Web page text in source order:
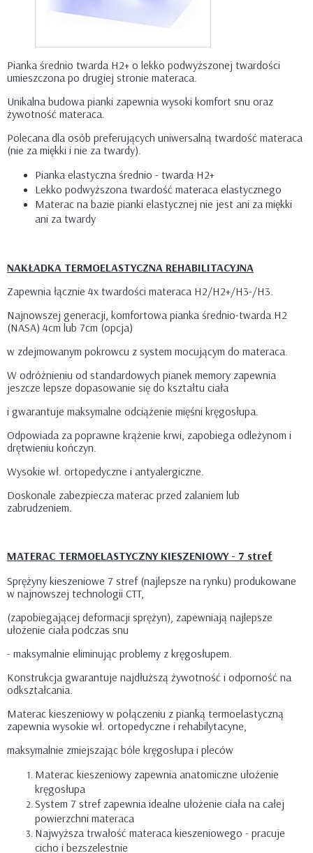
Pianka średnio twarda H2+ o lekko podwyższonej twardości
umieszczona po drugiej stronie materaca.
Unikalna budowa pianki zapewnia wysoki komfort snu oraz
żywotność materaca.
Polecana dla osób preferujących uniwersalną twardość materaca
(nie za miękki i nie za twardy).
Pianka elastyczna średnio - twarda H2+
Lekko podwyższona twardość materaca elastycznego
Materac na bazie pianki elastycznej nie jest ani za miękki
ani za twardy
NAKŁADKA TERMOELASTYCZNA REHABILITACYJNA
Zapewnia łącznie 4x twardości materaca H2/H2+/H3-/H3.
Najnowszej generacji, komfortowa pianka średnio-twarda H2
(NASA) 4cm lub 7cm (opcja)
w zdejmowanym pokrowcu z system mocującym do materaca.
W odróżnieniu od standardowych pianek memory zapewnia
jeszcze lepsze dopasowanie się do kształtu ciała
i gwarantuje maksymalne odciążenie mięśni kręgosłupa.
Odpowiada za poprawne krążenie krwi, zapobiega odleżynom i
drętwieniu kończyn.
Wysokie wł. ortopedyczne i antyalergiczne.
Doskonale zabezpiecza materac przed zalaniem lub
zabrudzeniem.
MATERAC TERMOELASTYCZNY KIESZENIOWY - 7 stref
Sprężyny kieszeniowe 7 stref (najlepsze na rynku) produkowane
w najnowszej technologii CTT,
(zapobiegającej deformacji sprężyn), zapewniają najlepsze
ułożenie ciała podczas snu
- maksymalnie eliminując problemy z kręgosłupem.
Konstrukcja gwarantuje najdłuższą żywotność i odporność na
odkształcania.
Materac kieszeniowy w połączeniu z pianką termoelastyczną
zapewnia wysokie wł. ortopedyczne i rehabilytacyne,
maksymalnie zmiejszając bóle kręgosłupa i pleców
Materac kieszeniowy zapewnia anatomiczne ułożenie
kręgosłupa
System 7 stref zapewnia idealne ułożenie ciała na całej
powierzchni materaca
Najwyższa trwałość materaca kieszeniowego - pracuje
cicho i bezszelestnie